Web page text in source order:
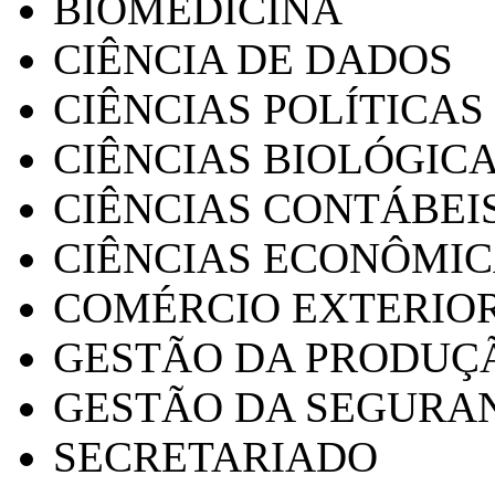
CIÊNCIA DE DADOS
CIÊNCIAS POLÍTICAS
CIÊNCIAS
CIÊNCIAS
CIÊNCIAS
COMÉRCIO
GESTÃO DA
GESTÃO DA
SECRETARIADO